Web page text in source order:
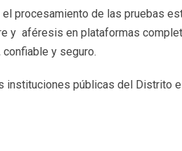
procesamiento de las pruebas
y aféresis en plataformas
y seguro.
instituciones públicas del Distrito